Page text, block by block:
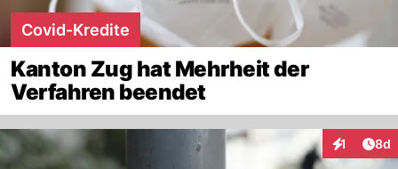
Covid-Kredite
Kanton Zug hat Mehrheit der
Verfahren beendet
1 8d